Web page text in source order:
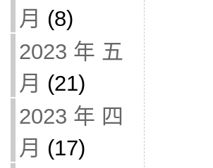
月 (8)
2023 年 五
月 (21)
2023 年 四
月 (17)